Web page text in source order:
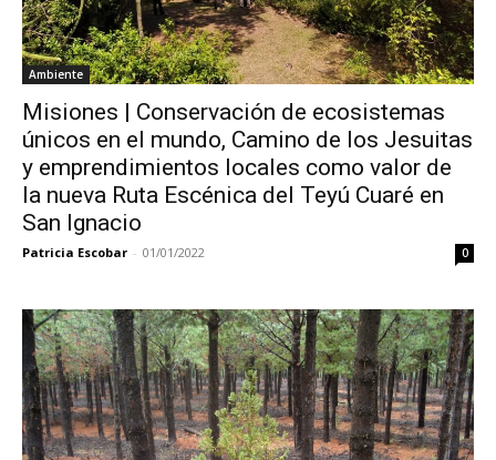
Ambiente
Misiones | Conservación de ecosistemas
únicos en el mundo, Camino de los Jesuitas
y emprendimientos locales como valor de
la nueva Ruta Escénica del Teyú Cuaré en
San Ignacio
Patricia Escobar - 01/01/2022 0